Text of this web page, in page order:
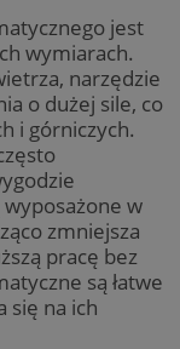
jest
wymiarach.
narzędzie
o dużej sile, co
i górniczych.
w
zmniejsza
pracę bez
są łatwe
się na ich